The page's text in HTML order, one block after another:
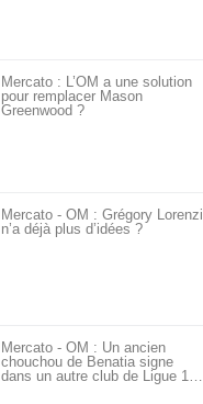
Mercato : L’OM a une solution
pour remplacer Mason
Greenwood ?
Mercato - OM : Grégory Lorenzi
n’a déjà plus d’idées ?
Mercato - OM : Un ancien
chouchou de Benatia signe
dans un autre club de Ligue 1…